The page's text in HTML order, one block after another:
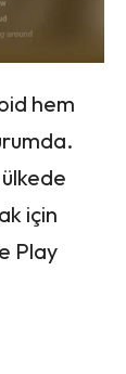
hem
için
Play